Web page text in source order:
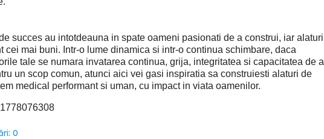
succes au intotdeauna in spate oameni pasionati de a construi, iar alaturi
cei mai buni. Intr-o lume dinamica si intr-o continua schimbare, daca
tale se numara invatarea continua, grija, integritatea si capacitatea de a
un scop comun, atunci aici vei gasi inspiratia sa construiesti alaturi de
medical performant si uman, cu impact in viata oamenilor.
0